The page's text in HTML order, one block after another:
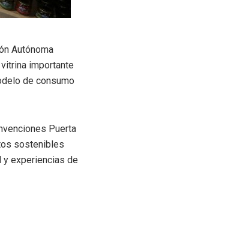
Autónoma
importante
de consumo
Puerta
sostenibles
y experiencias de